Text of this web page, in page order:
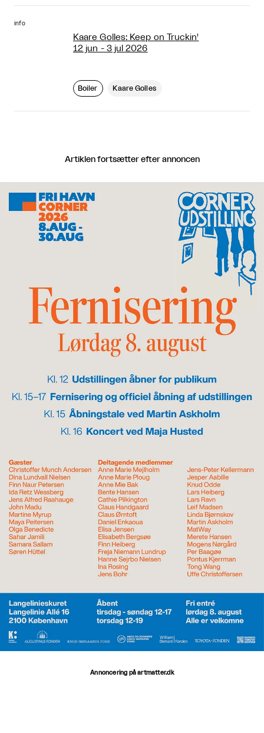
info
Kaare Golles: Keep on Truckin'
12 jun - 3 jul 2026
Boiler Kaare Golles
Artiklen fortsætter efter annoncen
Annoncering på artmatter.dk